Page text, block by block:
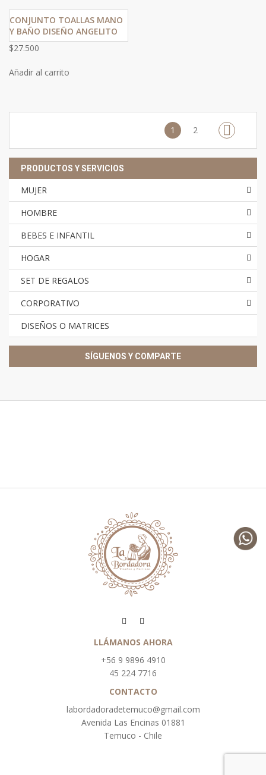
CONJUNTO TOALLAS MANO
Y BAÑO DISEÑO ANGELITO
$27.500
Añadir al carrito
1 2
PRODUCTOS Y SERVICIOS
MUJER
HOMBRE
BEBES E INFANTIL
HOGAR
SET DE REGALOS
CORPORATIVO
DISEÑOS O MATRICES
SÍGUENOS Y COMPARTE
LLÁMANOS AHORA
+56 9 9896 4910
45 224 7716
CONTACTO
labordadoradetemuco@gmail.com
Avenida Las Encinas 01881
Temuco - Chile